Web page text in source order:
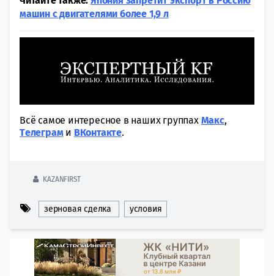
машин с двигателями более 1,9 л
Всё самое интересное в наших группах Макс,
Tелеграми ВКонтакте.
KAZANFIRST
зерновая сделка условия